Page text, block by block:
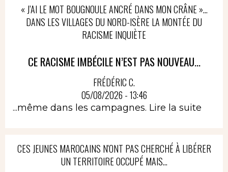
« J’AI LE MOT BOUGNOULE ANCRÉ DANS MON CRÂNE »…
DANS LES VILLAGES DU NORD-ISÈRE LA MONTÉE DU
RACISME INQUIÈTE
CE RACISME IMBÉCILE N’EST PAS NOUVEAU...
FRÉDÉRIC C.
05/08/2026 - 13:46
...même dans les campagnes. Lire la suite
CES JEUNES MAROCAINS N'ONT PAS CHERCHÉ À LIBÉRER
UN TERRITOIRE OCCUPÉ MAIS...